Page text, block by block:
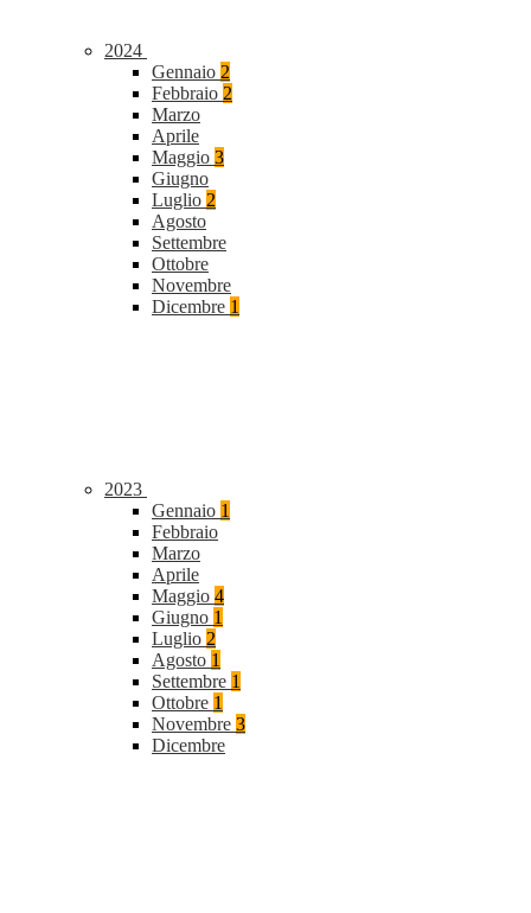
2024
Gennaio 2
Febbraio 2
Marzo
Aprile
Maggio 3
Giugno
Luglio 2
Agosto
Settembre
Ottobre
Novembre
Dicembre 1
2023
Gennaio 1
Febbraio
Marzo
Aprile
Maggio 4
Giugno 1
Luglio 2
Agosto 1
Settembre 1
Ottobre 1
Novembre 3
Dicembre